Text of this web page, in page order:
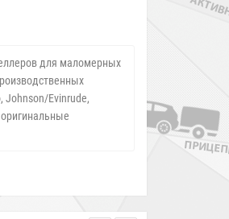
для маломерных
Johnson/Evinrude,